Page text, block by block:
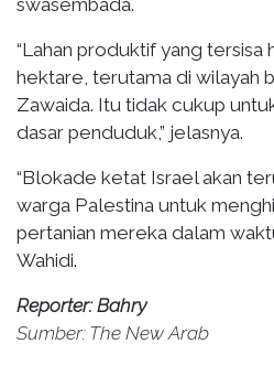
“Lahan produktif yang tersisa
hektare, terutama di wilayah
Zawaida. Itu tidak cukup
dasar penduduk,” jelasnya.
“Blokade ketat Israel akan
warga Palestina untuk
pertanian mereka dalam
Wahidi.
Reporter: Bahry
Sumber: The New Arab